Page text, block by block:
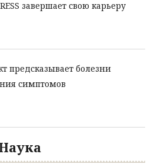
завершает свою карьеру
предсказывает болезни
симптомов